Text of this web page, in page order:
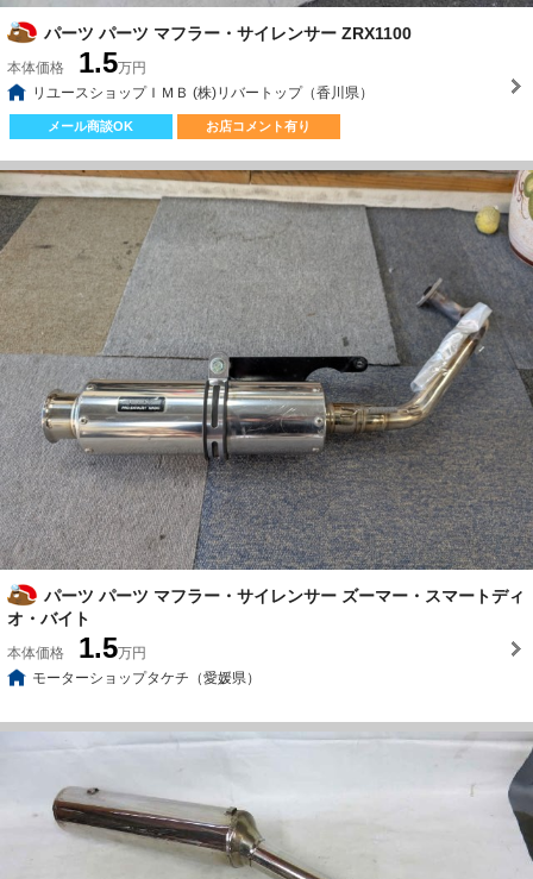
パーツ パーツ マフラー・サイレンサー ZRX1100
本体価格 1.5万円
リユースショップＩＭＢ (株)リバートップ（香川県）
メール商談OK お店コメント有り
パーツ パーツ マフラー・サイレンサー ズーマー・スマートディ
オ・バイト
本体価格 1.5万円
モーターショップタケチ（愛媛県）